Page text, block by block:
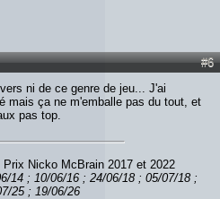
#6
ni de ce genre de jeu... J'ai
mais ça ne m'emballe pas du tout, et
pas top.
Nicko McBrain 2017 et 2022
14 ; 10/06/16 ; 24/06/18 ; 05/07/18 ;
25 ; 19/06/26